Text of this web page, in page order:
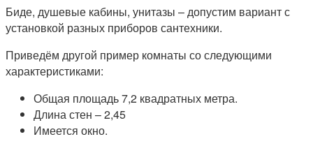
Биде, душевые кабины, унитазы – допустим вариант с
установкой разных приборов сантехники.
Приведём другой пример комнаты со следующими
характеристиками:
Общая площадь 7,2 квадратных метра.
Длина стен – 2,45
Имеется окно.